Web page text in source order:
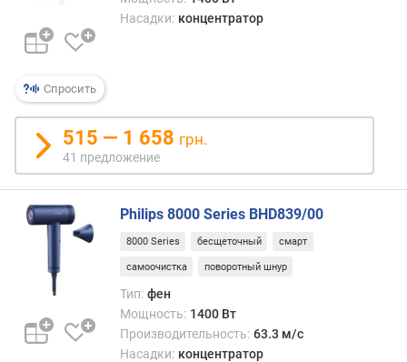
л
а
т
и
н
ы
(
м
м
)
д
н
а
Спросить
Насадки: концентратор
515 — 1 658 грн.
41 предложение
Philips 8000 Series BHD839/00
8000 Series бесщеточный смарт
самоочистка поворотный шнур
Тип: фен
Мощность: 1400 Вт
Производительность: 63.3 м/с
Насадки: концентратор